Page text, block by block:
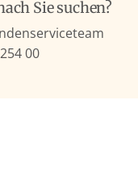
Sie suchen?
00